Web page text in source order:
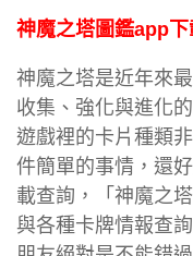
神魔之塔圖鑑app下
神魔之塔是近年來
收集、強化與進化
遊戲裡的卡片種類
件簡單的事情，還
載查詢，「神魔之
與各種卡牌情報查